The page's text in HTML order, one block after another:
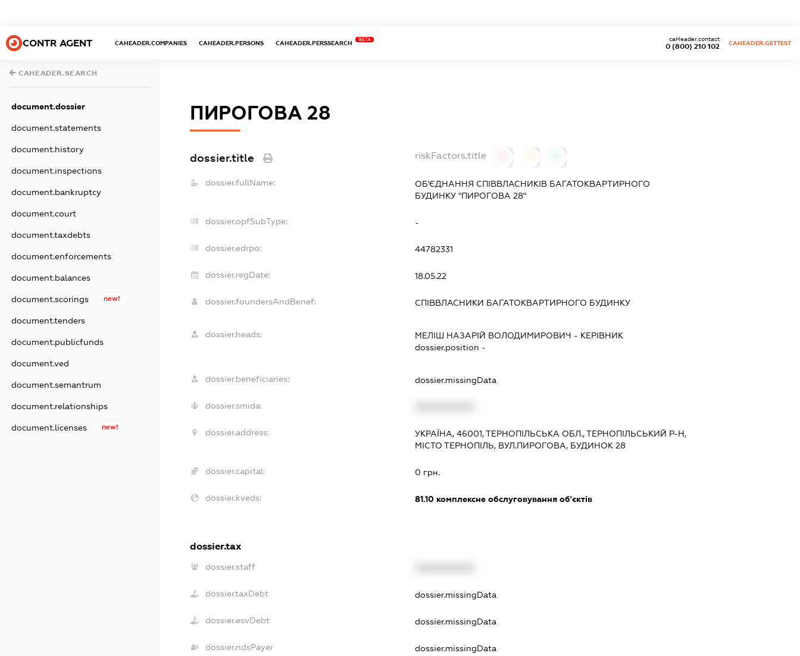
CONTR AGENT CAHEADER.COMPANIES CAHEADER.PERSONS CAHEADER.PERSSEARCH
BETA
0 (800) 210 102
caHeader.contact
CAHEADER.GETTEST
CAHEADER.SEARCH
document.dossier
document.statements
document.history
document.inspections
document.bankruptcy
document.court
document.taxdebts
document.enforcements
document.balances
document.scorings new!
document.tenders
document.publicfunds
document.ved
document.semantrum
document.relationships
document.licenses new!
ПИРОГОВА 28
dossier.title riskFactors.title
dossier.fullName:
ОБ'ЄДНАННЯ СПІВВЛАСНИКІВ БАГАТОКВАРТИРНОГО
БУДИНКУ "ПИРОГОВА 28"
dossier.opfSubType: -
dossier.edrpo: 44782331
dossier.regDate: 18.05.22
dossier.foundersAndBenef: СПІВВЛАСНИКИ БАГАТОКВАРТИРНОГО БУДИНКУ
dossier.heads: МЕЛІШ НАЗАРІЙ ВОЛОДИМИРОВИЧ - КЕРІВНИК
dossier.position -
dossier.beneficiaries: dossier.missingData
dossier.smida:
dossier.address:
УКРАЇНА, 46001, ТЕРНОПІЛЬСЬКА ОБЛ., ТЕРНОПІЛЬСЬКИЙ Р-Н,
МІСТО ТЕРНОПІЛЬ, ВУЛ.ПИРОГОВА, БУДИНОК 28
dossier.capital: 0 грн.
dossier.kveds: 81.10 комплексне обслуговування об'єктів
dossier.tax
dossier.staff
dossier.taxDebt dossier.missingData
dossier.esvDebt dossier.missingData
dossier.ndsPayer dossier.missingData